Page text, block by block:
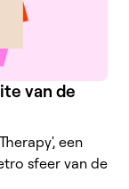
van de
een
sfeer van de